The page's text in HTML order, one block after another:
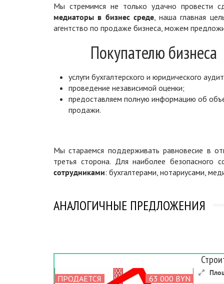
Мы стремимся не только удачно провести
медиаторы в бизнес среде, наша главная
агентство по продаже бизнеса, можем
Покупателю бизнеса
услуги бухгалтерского и юридического
проведение независимой оценки;
предоставляем полную информацию об
продажи.
Мы стараемся поддерживать равновесие в
третья сторона. Для наиболее безопасного
сотрудниками: бухгалтерами, нотариусами,
АНАЛОГИЧНЫЕ ПРЕДЛОЖЕНИЯ
ПРОДАЕТСЯ 63 000 BYN